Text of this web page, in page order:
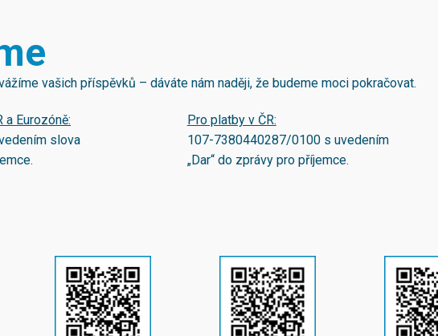
vašich příspěvků – dáváte nám naději, že budeme moci pokračovat.
a Eurozóně:
slova
Pro platby v ČR:
107-7380440287/0100s uvedením
„Dar“ do zprávy pro příjemce.